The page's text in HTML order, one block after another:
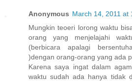
Anonymous March 14, 2011 at
Mungkin teoeri lorong waktu
orang yang menjelajahi
(berbicara apalagi
)dengan orang-orang yang ada
Karena saya ingat dalam
waktu sudah ada hanya tidak